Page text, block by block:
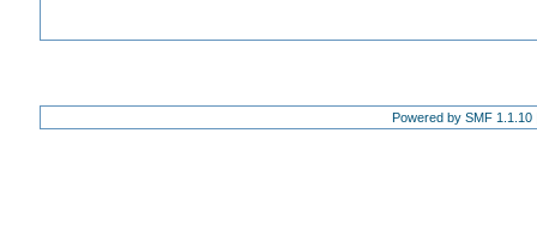
Powered by SMF 1.1.10